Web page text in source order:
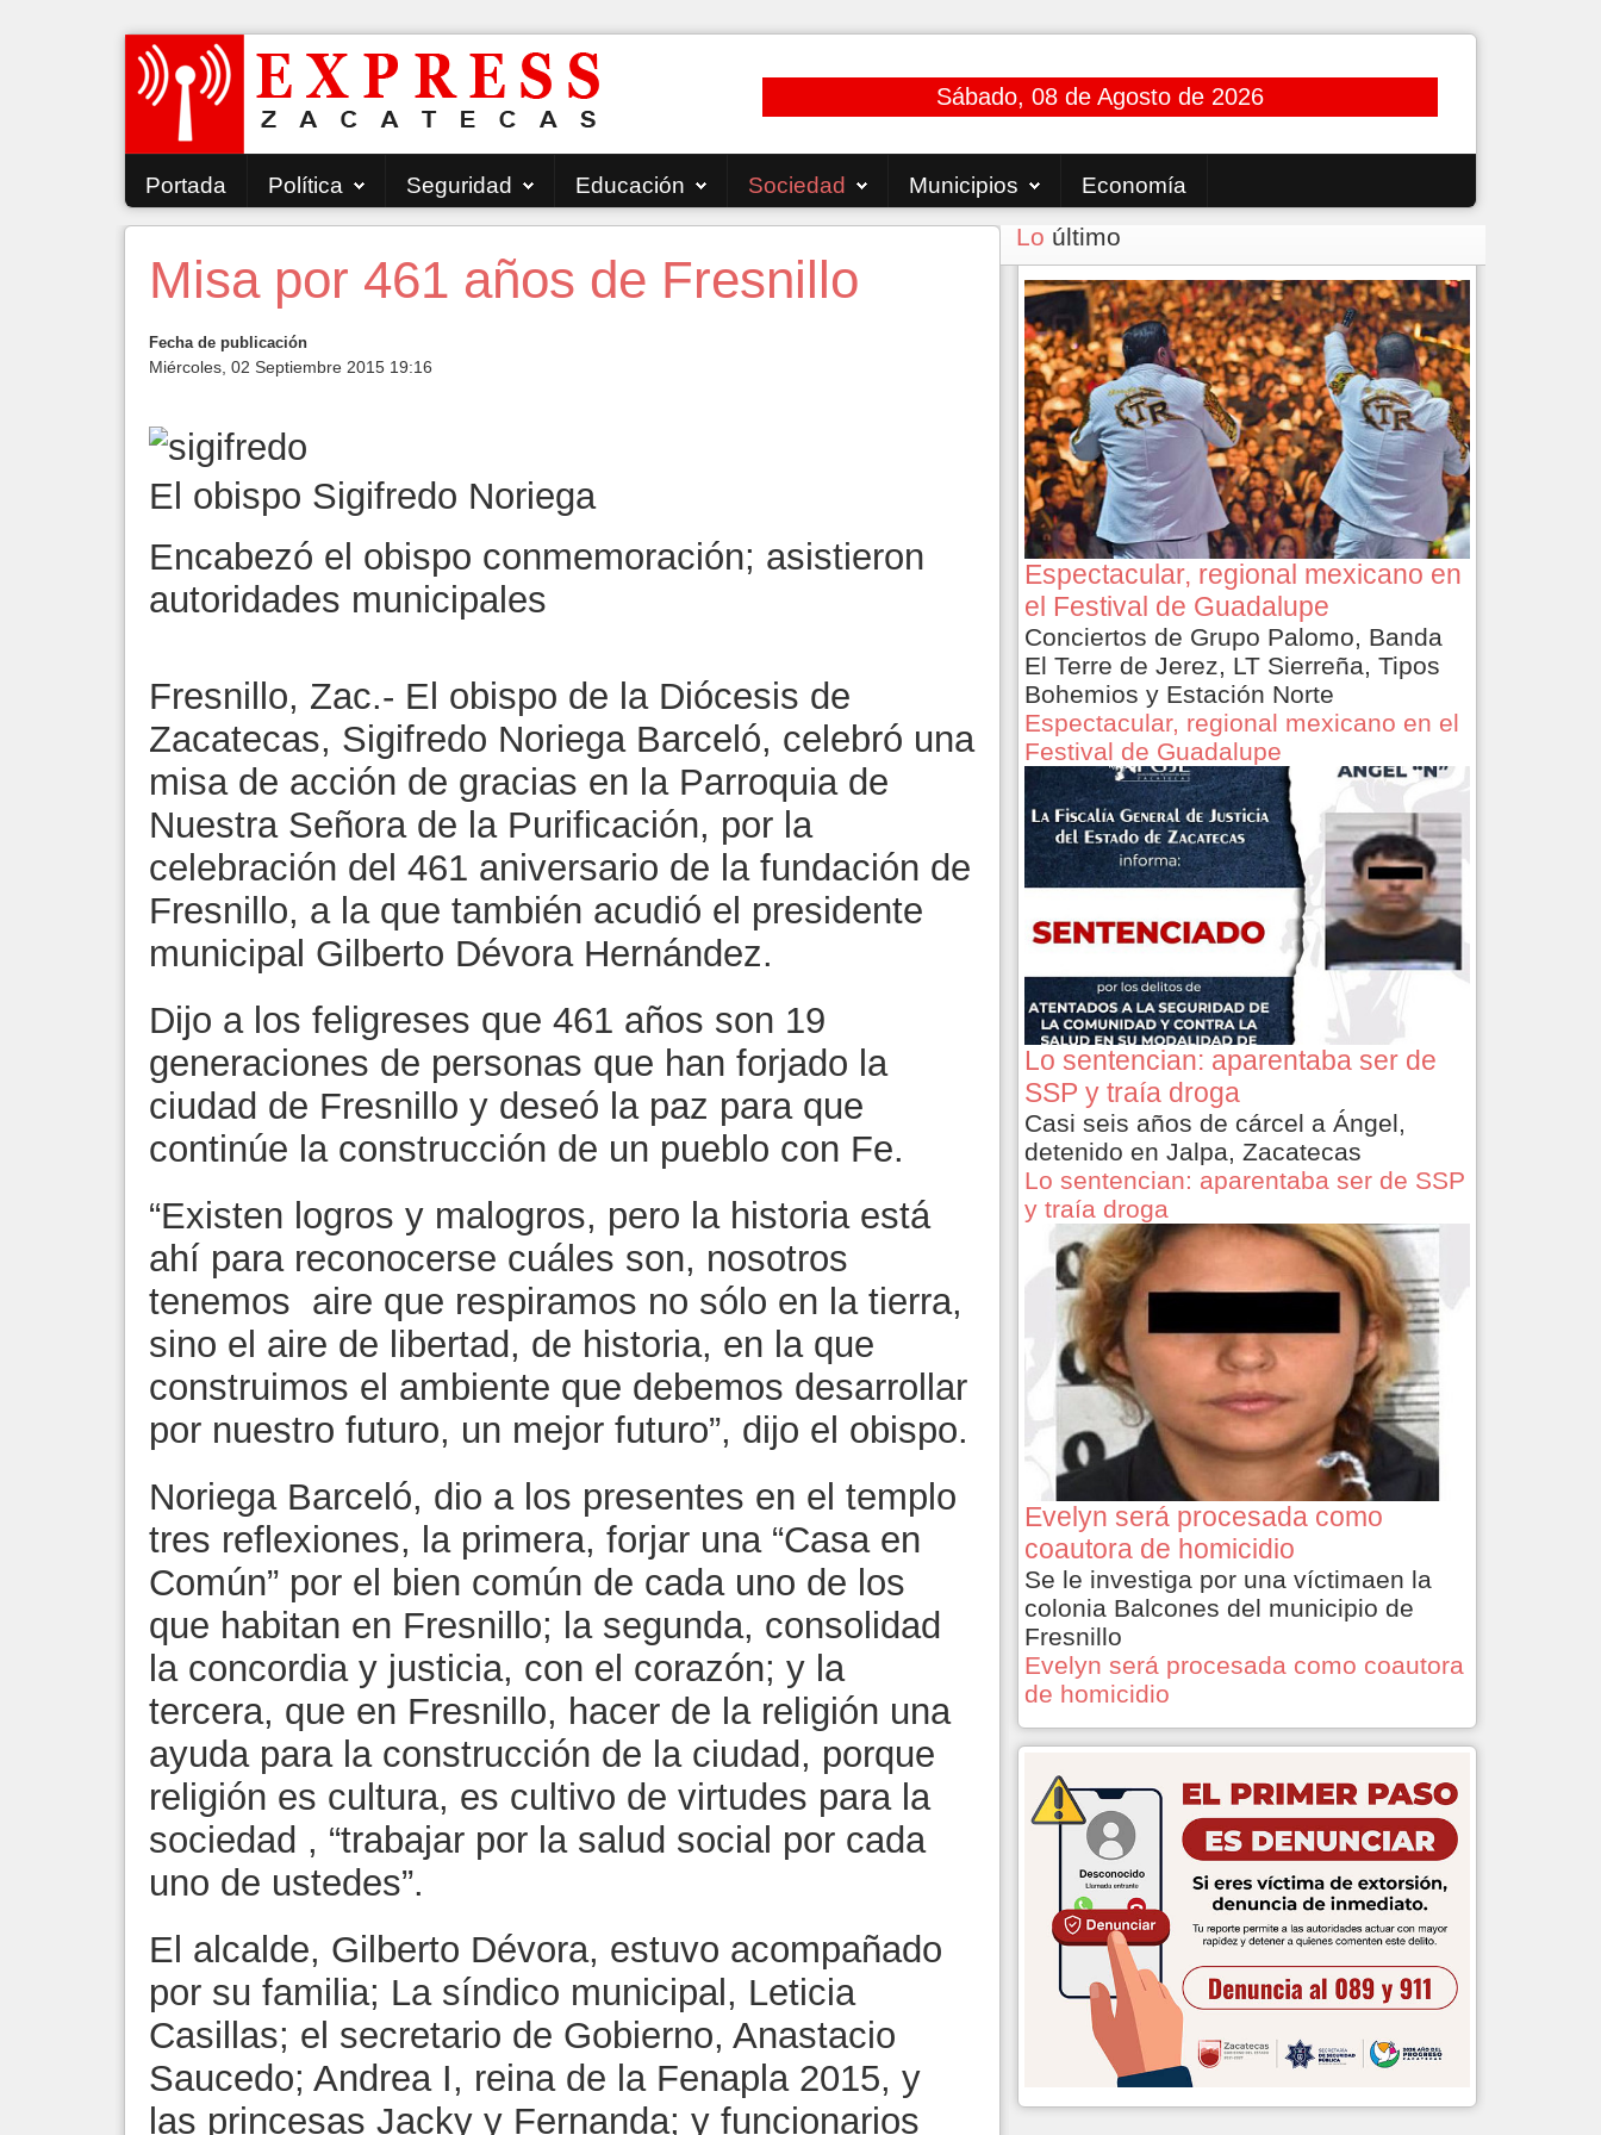
Sábado, 08 de Agosto de 2026
Portada Política Seguridad Educación Sociedad Municipios Economía
Misa por 461 años de Fresnillo
Fecha de publicación
Miércoles, 02 Septiembre 2015 19:16
El obispo Sigifredo Noriega
Encabezó el obispo conmemoración; asistieron
autoridades municipales
Fresnillo, Zac.- El obispo de la Diócesis de
Zacatecas, Sigifredo Noriega Barceló, celebró una
misa de acción de gracias en la Parroquia de
Nuestra Señora de la Purificación, por la
celebración del 461 aniversario de la fundación de
Fresnillo, a la que también acudió el presidente
municipal Gilberto Dévora Hernández.
Dijo a los feligreses que 461 años son 19
generaciones de personas que han forjado la
ciudad de Fresnillo y deseó la paz para que
continúe la construcción de un pueblo con Fe.
“Existen logros y malogros, pero la historia está
ahí para reconocerse cuáles son, nosotros
tenemos aire que respiramos no sólo en la tierra,
sino el aire de libertad, de historia, en la que
construimos el ambiente que debemos desarrollar
por nuestro futuro, un mejor futuro”, dijo el obispo.
Noriega Barceló, dio a los presentes en el templo
tres reflexiones, la primera, forjar una “Casa en
Común” por el bien común de cada uno de los
que habitan en Fresnillo; la segunda, consolidad
la concordia y justicia, con el corazón; y la
tercera, que en Fresnillo, hacer de la religión una
ayuda para la construcción de la ciudad, porque
religión es cultura, es cultivo de virtudes para la
sociedad , “trabajar por la salud social por cada
uno de ustedes”.
El alcalde, Gilberto Dévora, estuvo acompañado
por su familia; La síndico municipal, Leticia
Casillas; el secretario de Gobierno, Anastacio
Saucedo; Andrea I, reina de la Fenapla 2015, y
las princesas Jacky y Fernanda; y funcionarios
Lo último
Espectacular, regional mexicano en
el Festival de Guadalupe
Conciertos de Grupo Palomo, Banda
El Terre de Jerez, LT Sierreña, Tipos
Bohemios y Estación Norte
Espectacular, regional mexicano en el
Festival de Guadalupe
Lo sentencian: aparentaba ser de
SSP y traía droga
Casi seis años de cárcel a Ángel,
detenido en Jalpa, Zacatecas
Lo sentencian: aparentaba ser de SSP
y traía droga
Evelyn será procesada como
coautora de homicidio
Se le investiga por una víctimaen la
colonia Balcones del municipio de
Fresnillo
Evelyn será procesada como coautora
de homicidio